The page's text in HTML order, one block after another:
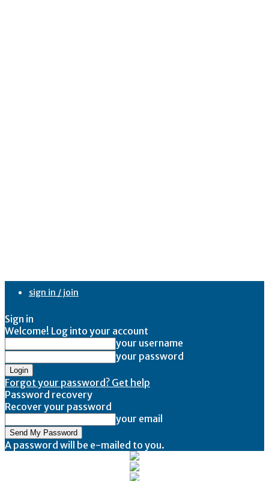
sign in / join
Sign in
Welcome! Log into your account
your username
your password
Forgot your password? Get help
Password recovery
Recover your password
your email
A password will be e-mailed to you.